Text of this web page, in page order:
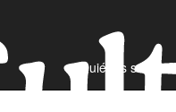
¿Quiénes somos?